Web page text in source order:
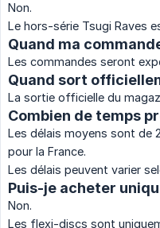
Non.
Le hors-série Tsugi Raves
Quand ma
Les commandes seront
Quand sort
La sortie officielle du
Combien de temps
Les délais moyens sont de
pour la France.
Les délais peuvent varier
Puis-je acheter
Non.
Les flexi-discs sont